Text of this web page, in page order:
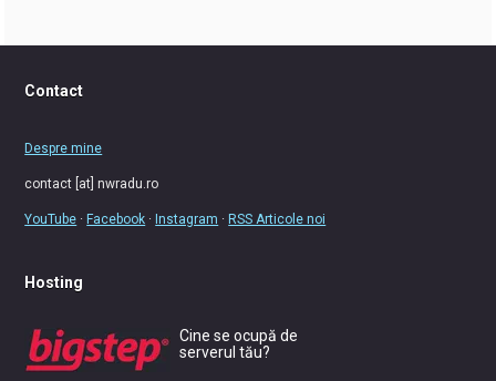
Contact
Despre mine
contact [at] nwradu.ro
YouTube ·Facebook ·Instagram ·RSS Articole noi
Hosting
Cine se ocupă de
serverul tău?